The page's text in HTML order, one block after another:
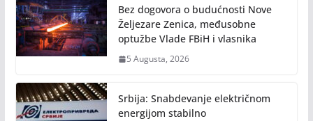
Bez dogovora o budućnosti Nove
Željezare Zenica, međusobne
optužbe Vlade FBiH i vlasnika
5 Augusta, 2026
Srbija: Snabdevanje električnom
energijom stabilno